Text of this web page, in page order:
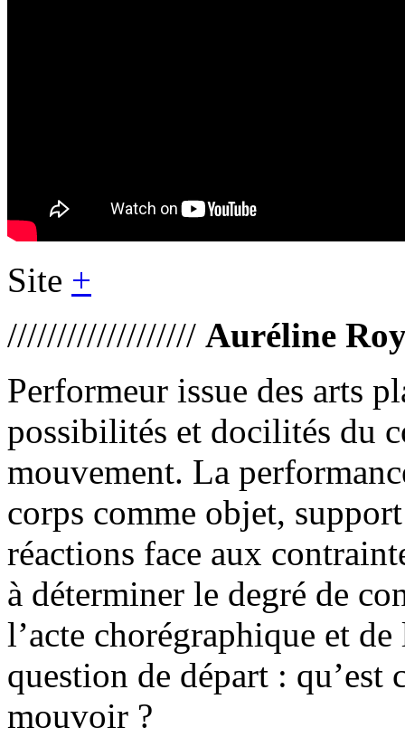
Site +
/////////////////// Auréline
Performeur issue des arts
possibilités et docilités du
mouvement. La
corps comme objet,
réactions face aux
à déterminer le degré de
l’acte chorégraphique et
question de départ : qu’est
mouvoir ?